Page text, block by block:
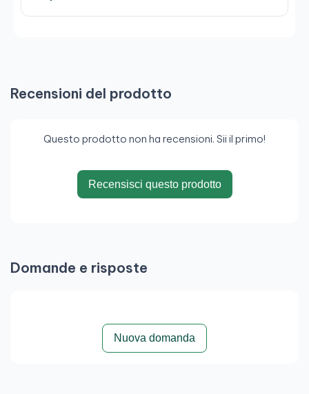
Recensioni del prodotto
Questo prodotto non ha recensioni. Sii il primo!
Recensisci questo prodotto
Domande e risposte
Nuova domanda